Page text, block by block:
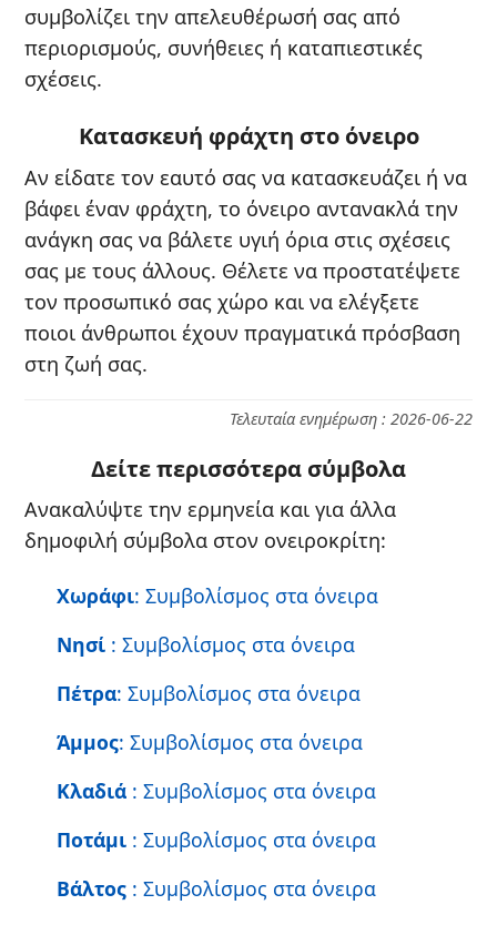
συμβολίζει την απελευθέρωσή σας από
περιορισμούς, συνήθειες ή καταπιεστικές
σχέσεις.
Κατασκευή φράχτη στο όνειρο
Αν είδατε τον εαυτό σας να κατασκευάζει ή να
βάφει έναν φράχτη, το όνειρο αντανακλά την
ανάγκη σας να βάλετε υγιή όρια στις σχέσεις
σας με τους άλλους. Θέλετε να προστατέψετε
τον προσωπικό σας χώρο και να ελέγξετε
ποιοι άνθρωποι έχουν πραγματικά πρόσβαση
στη ζωή σας.
Τελευταία ενημέρωση : 2026-06-22
Δείτε περισσότερα σύμβολα
Ανακαλύψτε την ερμηνεία και για άλλα
δημοφιλή σύμβολα στον ονειροκρίτη:
Χωράφι: Συμβολίσμος στα όνειρα
Νησί : Συμβολίσμος στα όνειρα
Πέτρα: Συμβολίσμος στα όνειρα
Άμμος: Συμβολίσμος στα όνειρα
Κλαδιά : Συμβολίσμος στα όνειρα
Ποτάμι : Συμβολίσμος στα όνειρα
Βάλτος : Συμβολίσμος στα όνειρα